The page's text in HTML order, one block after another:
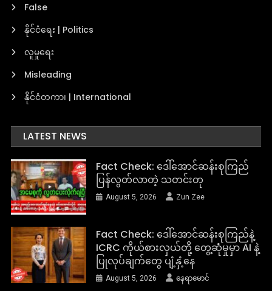
False
နိုင်ငံရေး | Politics
လူမှုရေး
Misleading
နိုင်ငံတကာ၊ | International
LATEST NEWS
Fact Check: ဒေါ်အောင်ဆန်းစုကြည်
ပြန်လွတ်လာတဲ့ သတင်းတု
August 5, 2026 Zun Zee
Fact Check: ဒေါ်အောင်ဆန်းစုကြည်နဲ့
ICRC ကိုယ်စားလှယ်တို့ တွေ့ဆုံမှုမှာ AI နဲ့
ပြုလုပ်ချက်တွေ ပျံ့နှံ့နေ
August 5, 2026 နေရာမောင်